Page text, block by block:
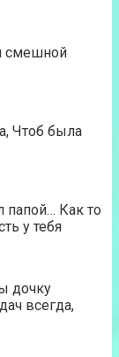
смешной
Чтоб была
Как то
у тебя
дочку
всегда,